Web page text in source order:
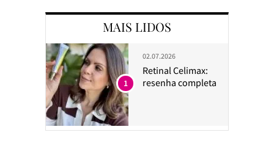
MAIS LIDOS
02.07.2026
Retinal Celimax:
resenha completa
1